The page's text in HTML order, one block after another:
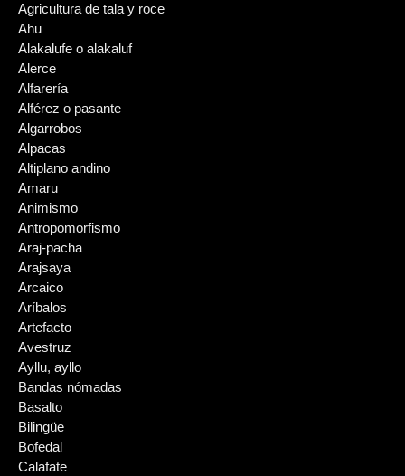
Agricultura de tala y roce
Ahu
Alakalufe o alakaluf
Alerce
Alfarería
Alférez o pasante
Algarrobos
Alpacas
Altiplano andino
Amaru
Animismo
Antropomorfismo
Araj-pacha
Arajsaya
Arcaico
Aríbalos
Artefacto
Avestruz
Ayllu, ayllo
Bandas nómadas
Basalto
Bilingüe
Bofedal
Calafate